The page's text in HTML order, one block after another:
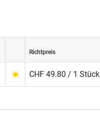
Richtpreis
CHF 49.80 / 1 Stück